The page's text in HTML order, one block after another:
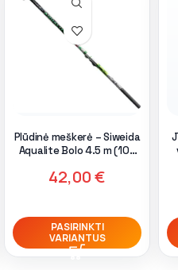
Plūdinė meškerė – Siweida
Aqualite Bolo 4.5 m (10–
42,00€
PASIRINKTI
VARIANTUS